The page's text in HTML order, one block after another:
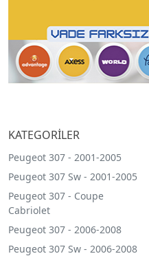
KATEGORİLER
Peugeot 307 - 2001-2005
Peugeot 307 Sw - 2001-2005
Peugeot 307 - Coupe
Cabriolet
Peugeot 307 - 2006-2008
Peugeot 307 Sw - 2006-2008